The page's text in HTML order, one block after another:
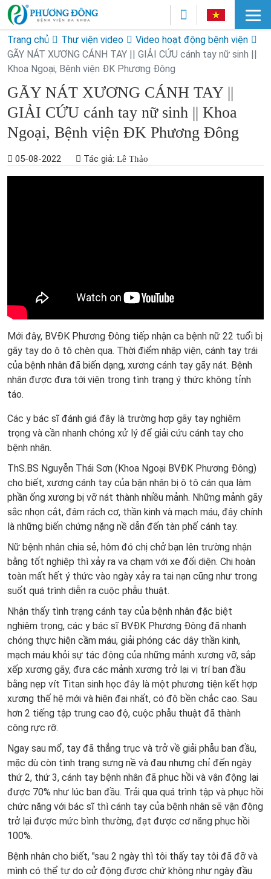
Trang chủ Thư viện video
Video hoạt động bệnh viện
GÃY NÁT XƯƠNG CÁNH TAY || GIẢI CỨU cánh tay nữ sinh ||
Khoa Ngoại, Bệnh viện ĐK Phương Đông
GÃY NÁT XƯƠNG CÁNH TAY ||
GIẢI CỨU cánh tay nữ sinh || Khoa
Ngoại, Bệnh viện ĐK Phương Đông
05-08-2022 Tác giả: Lê Thảo
Mới đây, BVĐK Phương Đông tiếp nhận ca bệnh nữ 22 tuổi bị
gãy tay do ô tô chèn qua. Thời điểm nhập viện, cánh tay trái
của bệnh nhân đã biến dạng, xương cánh tay gãy nát. Bệnh
nhân được đưa tới viện trong tình trạng ý thức không tỉnh
táo.
Các y bác sĩ đánh giá đây là trường hợp gãy tay nghiêm
trọng và cần nhanh chóng xử lý để giải cứu cánh tay cho
bệnh nhân.
ThS.BS Nguyễn Thái Sơn (Khoa Ngoại BVĐK Phương Đông)
cho biết, xương cánh tay của bận nhân bị ô tô cán qua làm
phần ống xương bị vỡ nát thành nhiều mảnh. Những mảnh gãy
sắc nhọn cắt, đâm rách cơ, thần kinh và mạch máu, đây chính
là những biến chứng nặng nề dẫn đến tàn phế cánh tay.
Nữ bệnh nhân chia sẻ, hôm đó chị chở bạn lên trường nhận
bằng tốt nghiệp thì xảy ra va chạm với xe đối diện. Chị hoàn
toàn mất hết ý thức vào ngày xảy ra tai nạn cũng như trong
suốt quá trình diễn ra cuộc phẫu thuật.
Nhận thấy tình trạng cánh tay của bệnh nhân đặc biệt
nghiêm trọng, các y bác sĩ BVĐK Phương Đông đã nhanh
chóng thực hiện cầm máu, giải phóng các dây thần kinh,
mạch máu khỏi sự tác động của những mảnh xương vỡ, sắp
xếp xương gãy, đưa các mảnh xương trở lại vị trí ban đầu
bằng nẹp vít Titan sinh học đây là một phương tiện kết hợp
xương thế hệ mới và hiện đại nhất, có độ bền chắc cao. Sau
hơn 2 tiếng tập trung cao độ, cuộc phẫu thuật đã thành
công rực rỡ.
Ngay sau mổ, tay đã thẳng trục và trở về giải phẫu ban đầu,
mặc dù còn tình trạng sưng nề và đau nhưng chỉ đến ngày
thứ 2, thứ 3, cánh tay bệnh nhân đã phục hồi và vận động lại
được 70% như lúc ban đầu. Trải qua quá trình tập và phục hồi
chức năng với bác sĩ thì cánh tay của bệnh nhân sẽ vận động
trở lại được mức bình thường, đạt được cơ năng phục hồi
100%.
Bệnh nhân cho biết, "sau 2 ngày thì tôi thấy tay tôi đã đỡ và
mình có thể tự do cử động được chứ không như ngày đầu